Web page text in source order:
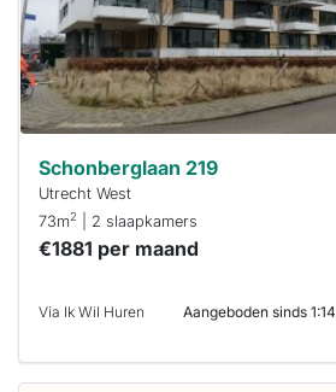
je hierbij!
Schonberglaan 219
Utrecht West
73m2 | 2 slaapkamers
€1881 per maand
Via Ik Wil Huren Aangeboden sinds 1:14